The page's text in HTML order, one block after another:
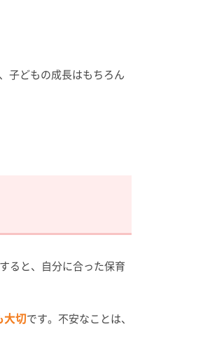
子どもの成長はもちろん
ると、自分に合った保育
大切です。不安なことは、